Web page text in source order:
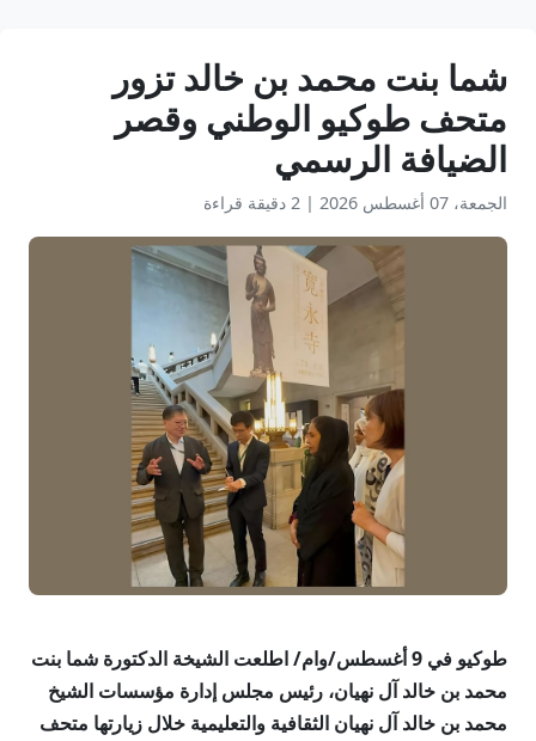
شما بنت محمد بن خالد تزور
متحف طوكيو الوطني وقصر
الضيافة الرسمي
الجمعة، 07 أغسطس 2026 | 2 دقيقة قراءة
طوكيو في 9 أغسطس/وام/ اطلعت الشيخة الدكتورة شما بنت
محمد بن خالد آل نهيان، رئيس مجلس إدارة مؤسسات الشيخ
محمد بن خالد آل نهيان الثقافية والتعليمية خلال زيارتها متحف